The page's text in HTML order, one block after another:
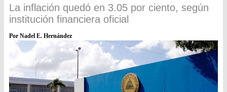
La inflación quedó en 3.05 por ciento, según
institución financiera oficial
Por Nadel E. Hernández